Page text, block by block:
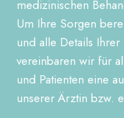
medizinischen
Um Ihre Sorgen
und alle Details
vereinbaren wir für
und Patienten eine
unserer Ärztin bzw.